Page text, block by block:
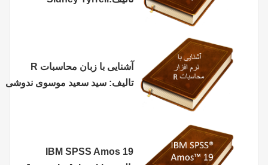
آشنایی با زبان محاسبات R
تالیف: سید سعید موسوی ندوشی
IBM SPSS Amos 19